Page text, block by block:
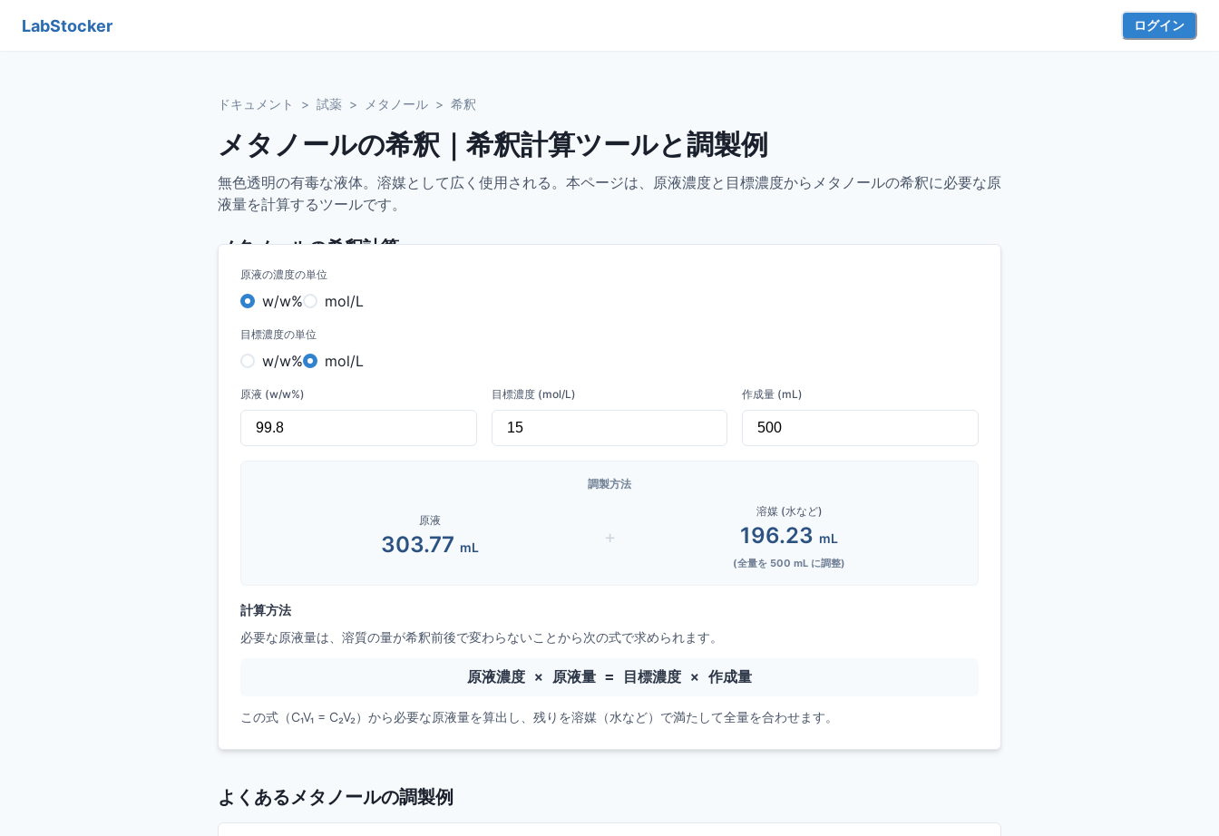
LabStocker ログイン
ドキュメント > 試薬 > メタノール > 希釈
メタノールの希釈｜希釈計算ツールと調製例
無色透明の有毒な液体。溶媒として広く使用される。本ページは、原液濃度と目標濃度からメタノールの希釈に必要な原
液量を計算するツールです。
メタノールの希釈計算
原液の濃度の単位
w/w% mol/L
目標濃度の単位
w/w% mol/L
原液 (w/w%) 目標濃度 (mol/L) 作成量 (mL)
調製方法
原液
303.77 mL +
溶媒 (水など)
196.23 mL
(全量を 500 mL に調整)
計算方法
必要な原液量は、溶質の量が希釈前後で変わらないことから次の式で求められます。
原液濃度 × 原液量 = 目標濃度 × 作成量
この式（C₁V₁ = C₂V₂）から必要な原液量を算出し、残りを溶媒（水など）で満たして全量を合わせます。
よくあるメタノールの調製例